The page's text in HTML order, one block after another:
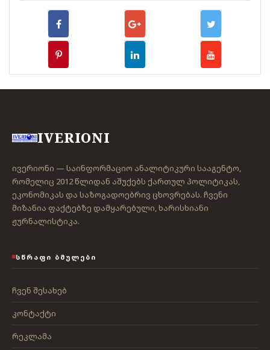
IVERIONI
ივერიონი — საინფორმაციო ანალიტიკური სააგენტო,
რომელიც 2012 წლიდან აშუქებს ქართულ პოლიტიკას,
ეკონომიკას და საზოგადოებრივ ცხოვრებას. ჩვენი
მიზანია ფაქტებზე დამყარებული, ხარისხიანი
ჟურნალისტიკა.
ᲡᲬᲠᲐᲤᲘ ᲑᲛᲣᲚᲔᲑᲘ
ჩვენ შესახებ
კონტაქტი
რეკლამა